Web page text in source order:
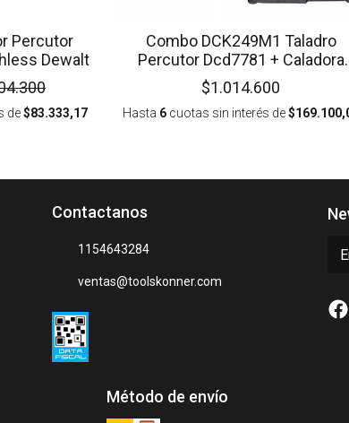
Percutor
20v Brushless Dewalt
de$83.333,17
Combo DCK249M1 Taladro
Percutor Dcd7781 + Caladora
Dcs334 Dewalt
$1.014.600
Hasta 6cuotas sin interés de
Contactanos
1154643284
ventas@toolskonner.com
Método de envío